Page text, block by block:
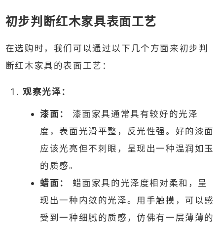
初步判断红木家具表面工艺
在选购时，我们可以通过以下几个方面来初步判
断红木家具的表面工艺：
观察光泽：
漆面：
漆面家具通常具有较好的光泽
度，表面光滑平整，反光性强。好的漆面
应该光亮但不刺眼，呈现出一种温润如玉
的质感。
蜡面：
蜡面家具的光泽度相对柔和，呈
现出一种内敛的光泽。用手触摸，可以感
受到一种细腻的质感，仿佛有一层薄薄的